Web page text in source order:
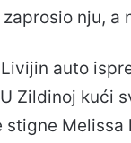
nju, a
auto
Zildinoj kući
stigne Melissa